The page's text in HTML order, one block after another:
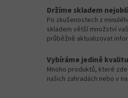
Držíme skladem
Po zkušenostech z
skladem větší množství
průběžně aktualizovat
Vybíráme jedině kvalitu
Mnoho produktů, které
našich zahradách nebo v